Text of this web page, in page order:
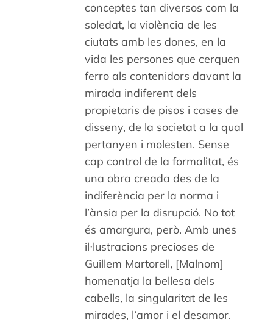
conceptes tan diversos com la
soledat, la violència de les
ciutats amb les dones, en la
vida les persones que cerquen
ferro als contenidors davant la
mirada indiferent dels
propietaris de pisos i cases de
disseny, de la societat a la qual
pertanyen i molesten. Sense
cap control de la formalitat, és
una obra creada des de la
indiferència per la norma i
l’ànsia per la disrupció. No tot
és amargura, però. Amb unes
il·lustracions precioses de
Guillem Martorell, [Malnom]
homenatja la bellesa dels
cabells, la singularitat de les
mirades, l’amor i el desamor.